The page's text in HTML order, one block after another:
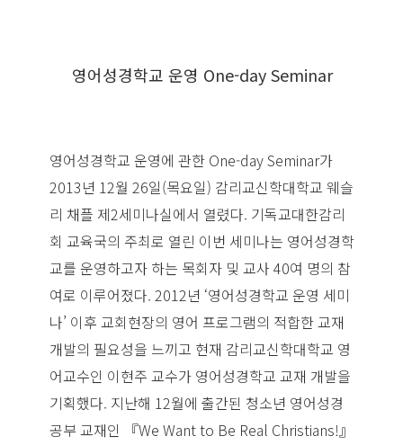
영어성경학교 운영 One-day Seminar
영어성경학교 운영에 관한 One-day Seminar가
2013년 12월 26일(목요일) 감리교신학대학교 웨슬
리 채플 제2세미나실에서 열렸다. 기독교대한감리
회 교육국의 주최로 열린 이번 세미나는 영어성경학
교를 운영하고자 하는 목회자 및 교사 40여 명의 참
여로 이루어졌다. 2012년 ‘영어성경학교 운영 세미
나’ 이후 교회현장의 영어 프로그램의 적합한 교재
개발의 필요성을 느끼고 현재 감리교신학대학교 영
어교수인 이현주 교수가 영어성경학교 교재 개발을
기획했다. 지난해 12월에 출간된 청소년 영어성경
공부 교재인 『We Want to Be Real Christians!』